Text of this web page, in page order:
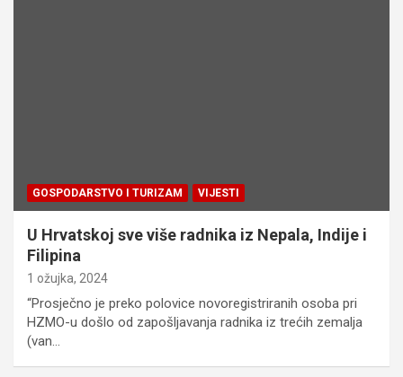
GOSPODARSTVO I TURIZAM VIJESTI
U Hrvatskoj sve više radnika iz Nepala, Indije i
Filipina
1 ožujka, 2024
“Prosječno je preko polovice novoregistriranih osoba pri
HZMO-u došlo od zapošljavanja radnika iz trećih zemalja
(van…